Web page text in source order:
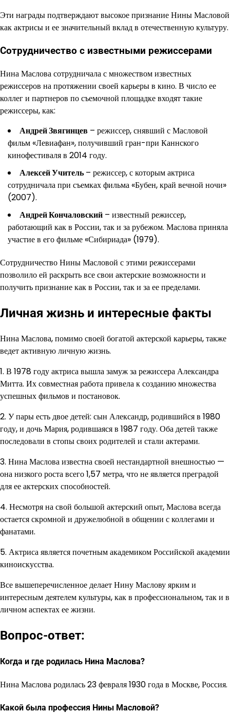
Эти награды подтверждают высокое признание Нины Масловой
как актрисы и ее значительный вклад в отечественную культуру.
Сотрудничество с известными режиссерами
Нина Маслова сотрудничала с множеством известных
режиссеров на протяжении своей карьеры в кино. В число ее
коллег и партнеров по съемочной площадке входят такие
режиссеры, как:
Андрей Звягинцев – режиссер, снявший с Масловой
фильм «Левиафан», получивший гран-при Каннского
кинофестиваля в 2014 году.
Алексей Учитель – режиссер, с которым актриса
сотрудничала при съемках фильма «Бубен, край вечной ночи»
(2007).
Андрей Кончаловский – известный режиссер,
работающий как в России, так и за рубежом. Маслова приняла
участие в его фильме «Сибириада» (1979).
Сотрудничество Нины Масловой с этими режиссерами
позволило ей раскрыть все свои актерские возможности и
получить признание как в России, так и за ее пределами.
Личная жизнь и интересные факты
Нина Маслова, помимо своей богатой актерской карьеры, также
ведет активную личную жизнь.
1. В 1978 году актриса вышла замуж за режиссера Александра
Митта. Их совместная работа привела к созданию множества
успешных фильмов и постановок.
2. У пары есть двое детей: сын Александр, родившийся в 1980
году, и дочь Мария, родившаяся в 1987 году. Оба детей также
последовали в стопы своих родителей и стали актерами.
3. Нина Маслова известна своей нестандартной внешностью —
она низкого роста всего 1,57 метра, что не является преградой
для ее актерских способностей.
4. Несмотря на свой большой актерский опыт, Маслова всегда
остается скромной и дружелюбной в общении с коллегами и
фанатами.
5. Актриса является почетным академиком Российской академии
киноискусства.
Все вышеперечисленное делает Нину Маслову ярким и
интересным деятелем культуры, как в профессиональном, так и в
личном аспектах ее жизни.
Вопрос-ответ:
Когда и где родилась Нина Маслова?
Нина Маслова родилась 23 февраля 1930 года в Москве, Россия.
Какой была профессия Нины Масловой?